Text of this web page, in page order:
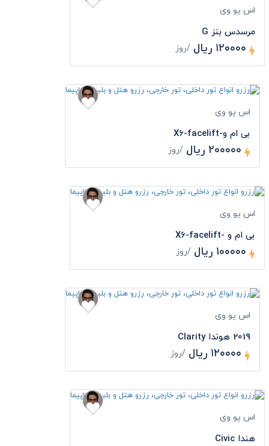
اس یو وی
مرسدس بنز G
۱۲۰۰۰۰ ریال /روز
اس یو وی
بی ام و-X6-facelift
۲۰۰۰۰۰ ریال /روز
اس یو وی
بی ام و -X6-facelift
۱۰۰۰۰۰ ریال /روز
اس یو وی
2019 هوندا Clarity
۱۲۰۰۰۰ ریال /روز
اس یو وی
هندا Civic